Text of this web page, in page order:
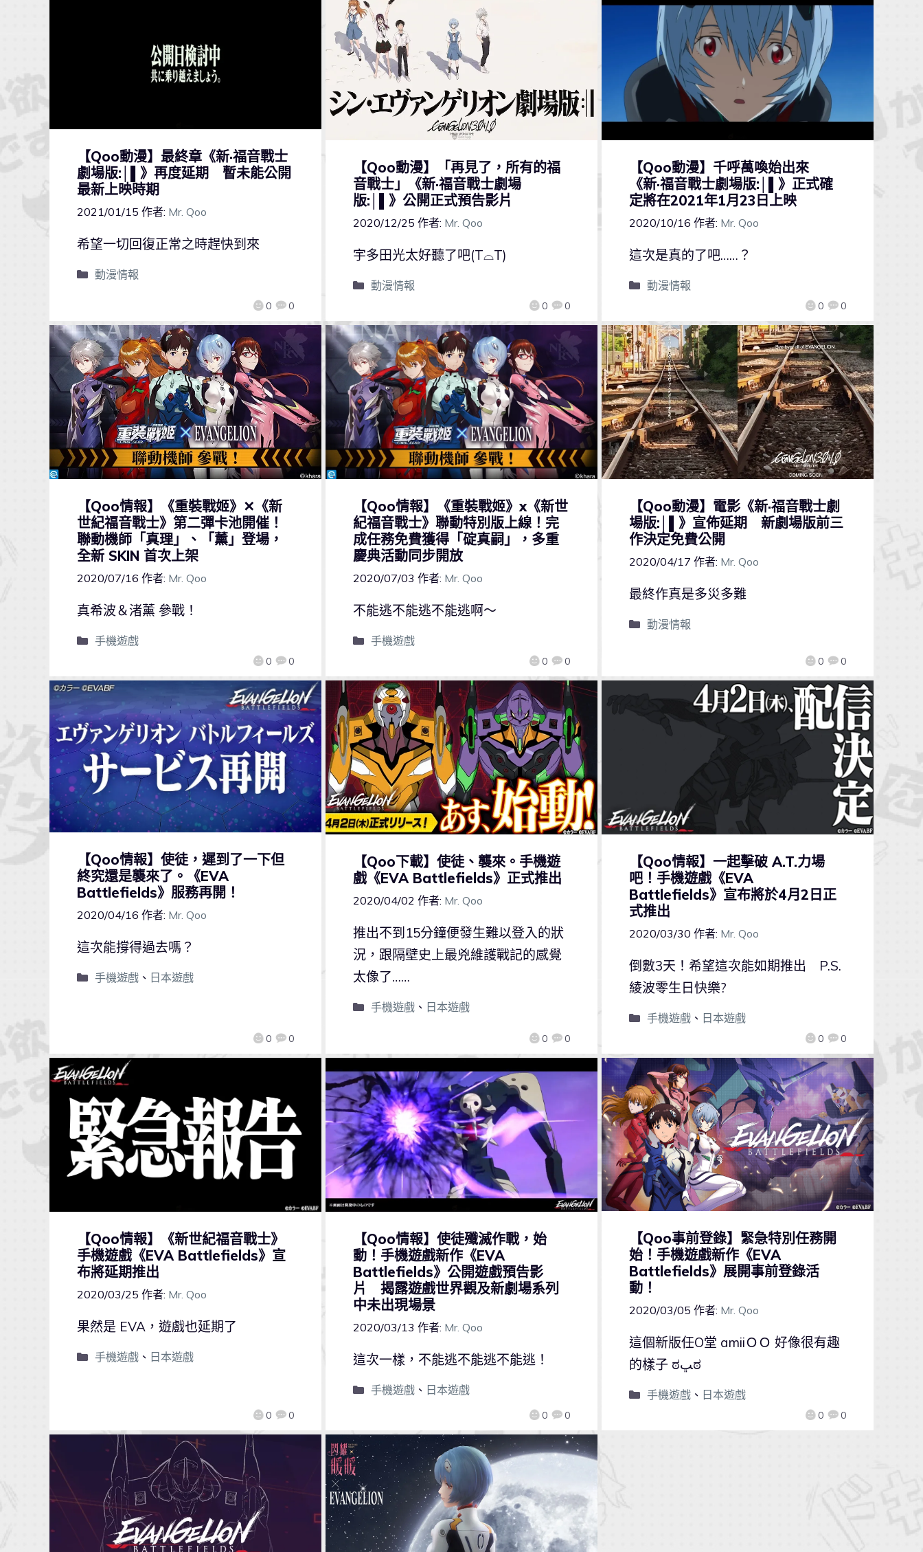
【Qoo動漫】最終章《新·福音戰士
劇場版:│▌》再度延期 暫未能公開
最新上映時期
2021/01/15 作者: Mr. Qoo
0 0
希望一切回復正常之時趕快到來
動漫情報
【Qoo動漫】「再見了，所有的福
音戰士」《新·福音戰士劇場
版:│▌》公開正式預告影片
2020/12/25 作者: Mr. Qoo
0 0
宇多田光太好聽了吧(T⌓T)
動漫情報
【Qoo動漫】千呼萬喚始出來
《新·福音戰士劇場版:│▌》正式確
定將在2021年1月23日上映
2020/10/16 作者: Mr. Qoo
0 0
這次是真的了吧……？
動漫情報
【Qoo情報】《重裝戰姬》✕《新
世紀福音戰士》第二彈卡池開催！
聯動機師「真理」、「薰」登場，
全新 SKIN 首次上架
2020/07/16 作者: Mr. Qoo
0 0
真希波＆渚薰 參戰！
手機遊戲
【Qoo情報】《重裝戰姬》x《新世
紀福音戰士》聯動特別版上線！完
成任務免費獲得「碇真嗣」，多重
慶典活動同步開放
2020/07/03 作者: Mr. Qoo
0 0
不能逃不能逃不能逃啊～
手機遊戲
【Qoo動漫】電影《新·福音戰士劇
場版:│▌》宣佈延期 新劇場版前三
作決定免費公開
2020/04/17 作者: Mr. Qoo
0 0
最終作真是多災多難
動漫情報
【Qoo情報】使徒，遲到了一下但
終究還是襲來了。《EVA
Battlefields》服務再開！
2020/04/16 作者: Mr. Qoo
0 0
這次能撐得過去嗎？
手機遊戲、 日本遊戲
【Qoo下載】使徒、襲來。手機遊
戲《EVA Battlefields》正式推出
2020/04/02 作者: Mr. Qoo
0 0
推出不到15分鐘便發生難以登入的狀
況，跟隔壁史上最兇維護戰記的感覺
太像了……
手機遊戲、 日本遊戲
【Qoo情報】一起擊破 A.T.力場
吧！手機遊戲《EVA
Battlefields》宣布將於4月2日正
式推出
2020/03/30 作者: Mr. Qoo
0 0
倒數3天！希望這次能如期推出 P.S.
綾波零生日快樂?
手機遊戲、 日本遊戲
【Qoo情報】《新世紀福音戰士》
手機遊戲《EVA Battlefields》宣
布將延期推出
2020/03/25 作者: Mr. Qoo
0 0
果然是 EVA，遊戲也延期了
手機遊戲、 日本遊戲
【Qoo情報】使徒殲滅作戰，始
動！手機遊戲新作《EVA
Battlefields》公開遊戲預告影
片 揭露遊戲世界觀及新劇場系列
中未出現場景
2020/03/13 作者: Mr. Qoo
0 0
這次一樣，不能逃不能逃不能逃！
手機遊戲、 日本遊戲
【Qoo事前登錄】緊急特別任務開
始！手機遊戲新作《EVA
Battlefields》展開事前登錄活
動！
2020/03/05 作者: Mr. Qoo
0 0
這個新版任O堂 amiiＯＯ 好像很有趣
的樣子 ಠﭛಠ
手機遊戲、 日本遊戲